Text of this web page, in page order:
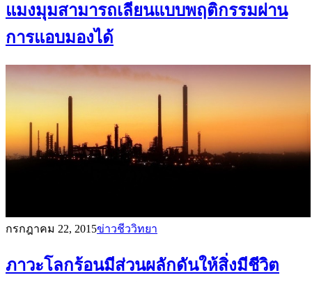
แมงมุมสามารถเลียนแบบพฤติกรรมผ่าน
การแอบมองได้
กรกฎาคม 22, 2015ข่าวชีววิทยา
ภาวะโลกร้อนมีส่วนผลักดันให้สิ่งมีชีวิต